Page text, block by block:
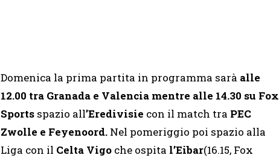
Domenica la prima partita in programma sarà alle
12.00 tra Granada e Valencia mentre alle 14.30 su Fox
Sports spazio all’Eredivisie con il match tra PEC
Zwolle e Feyenoord. Nel pomeriggio poi spazio alla
Liga con il Celta Vigo che ospita l’Eibar(16.15, Fox